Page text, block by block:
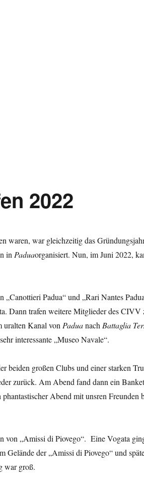
2022
waren, war gleichzeitig das
in Paduaorganisiert. Nun, im Juni 2022,
Padua“ und „Rari Nantes
Dann trafen weitere Mitglieder des
uralten Kanal von Paduanach Battaglia
interessante „Museo Navale“.
beiden großen Clubs und einer starken
zurück. Am Abend fand dann ein
Abend mit unsren Freunden
von „Amissi di Piovego“. Eine Vogata
Gelände der „Amissi di Piovego“ und
war groß.